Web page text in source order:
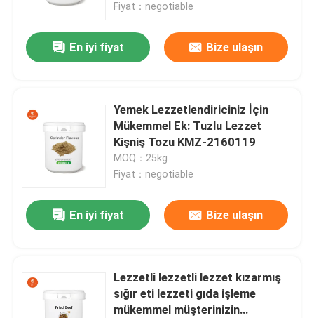
Fiyat：negotiable
En iyi fiyat Bize ulaşın
Yemek Lezzetlendiriciniz İçin
Mükemmel Ek: Tuzlu Lezzet
Kişniş Tozu KMZ-2160119
MOQ：25kg
Fiyat：negotiable
En iyi fiyat Bize ulaşın
Lezzetli lezzetli lezzet kızarmış
sığır eti lezzeti gıda işleme
mükemmel müşterinizin